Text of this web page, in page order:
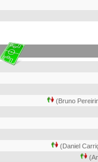
(Bruno
(Daniel